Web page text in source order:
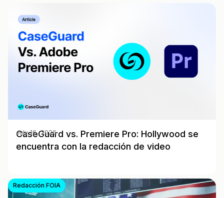
CaseGuard vs. Premiere Pro: Hollywood se
encuentra con la redacción de video
July 16, 2026
Redacción FOIA